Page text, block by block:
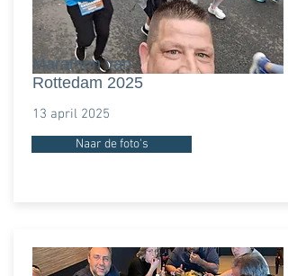
Marathon van
Rottedam 2025
13 april 2025
Naar de foto's